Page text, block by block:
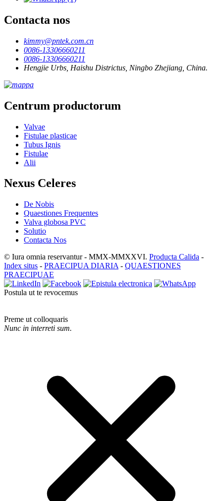
Contacta nos
kimmy@pntek.com.cn
0086-13306660211
0086-13306660211
Hengjie Urbs, Haishu Districtus, Ningbo Zhejiang, China.
Centrum productorum
Valvae
Fistulae plasticae
Tubus Ignis
Fistulae
Alii
Nexus Celeres
De Nobis
Quaestiones Frequentes
Valva globosa PVC
Solutio
Contacta Nos
© Iura omnia reservantur - MMX-MMXXVI. Producta Calida -
Index situs - PRAECIPUA DIARIA - QUAESTIONES
PRAECIPUAE
Postula ut te revocemus
Preme ut colloquaris
Nunc in interreti sum.